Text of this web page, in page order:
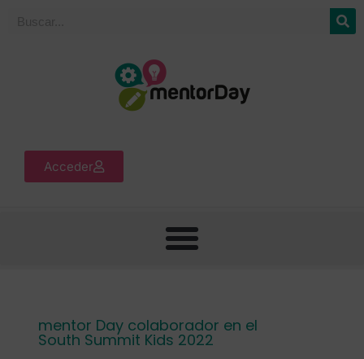
Acceder
mentor Day colaborador en el
South Summit Kids 2022